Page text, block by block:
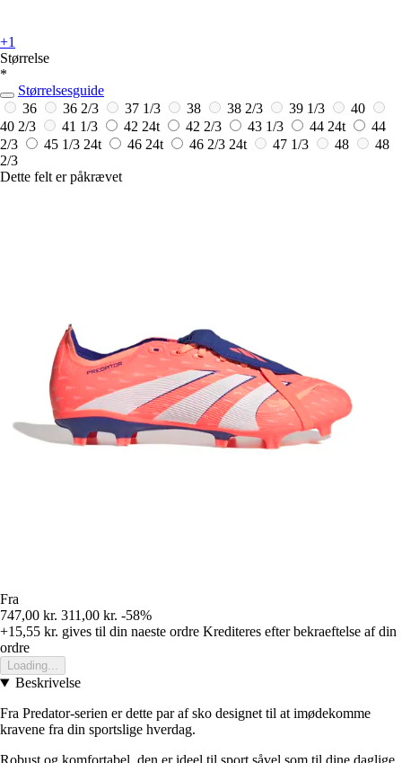
+1
Størrelse
*
Størrelsesguide
36
36 2/3 37 1/3 38 38 2/3 39 1/3
40
40 2/3
41 1/3 42 24t 42 2/3 43 1/3 44 24t
44
2/3
45 1/3 24t 46 24t 46 2/3 24t 47 1/3 48
48
2/3
Dette felt er påkrævet
Fra
747,00 kr. 311,00 kr. -58%
+15,55 kr. gives til din naeste ordre Krediteres efter bekraeftelse af din
ordre
Loading...
Beskrivelse
Fra Predator-serien er dette par af sko designet til at imødekomme
kravene fra din sportslige hverdag.